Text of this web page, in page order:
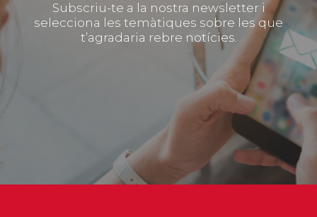
Subscriu-te a la nostra newsletter i
selecciona les temàtiques sobre les que
t’agradaria rebre notícies.